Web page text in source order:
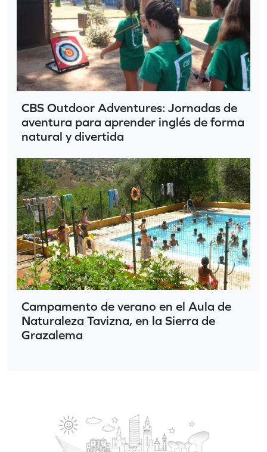
CBS Outdoor Adventures: Jornadas de
aventura para aprender inglés de forma
natural y divertida
Campamento de verano en el Aula de
Naturaleza Tavizna, en la Sierra de
Grazalema